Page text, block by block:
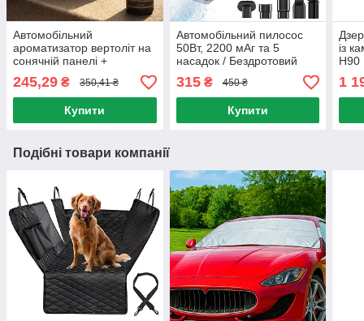
Автомобільний
ароматизатор вертоліт на
сонячній панелі +
Сріблястий / Пахучка в
авто
245,29 ₴ 350,41 ₴
Купити
Автомобільний пилосос
50Вт, 2200 мАг та 5
насадок / Бездротовий
Портативний пилосос
315₴ 450 ₴
Купити
із
H90
1
Подібні товари компанії